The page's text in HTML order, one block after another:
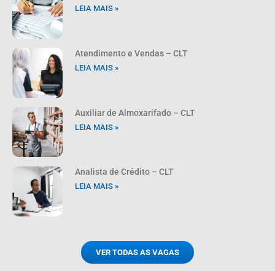
LEIA MAIS »
Atendimento e Vendas – CLT
LEIA MAIS »
Auxiliar de Almoxarifado – CLT
LEIA MAIS »
Analista de Crédito – CLT
LEIA MAIS »
VER TODAS AS VAGAS